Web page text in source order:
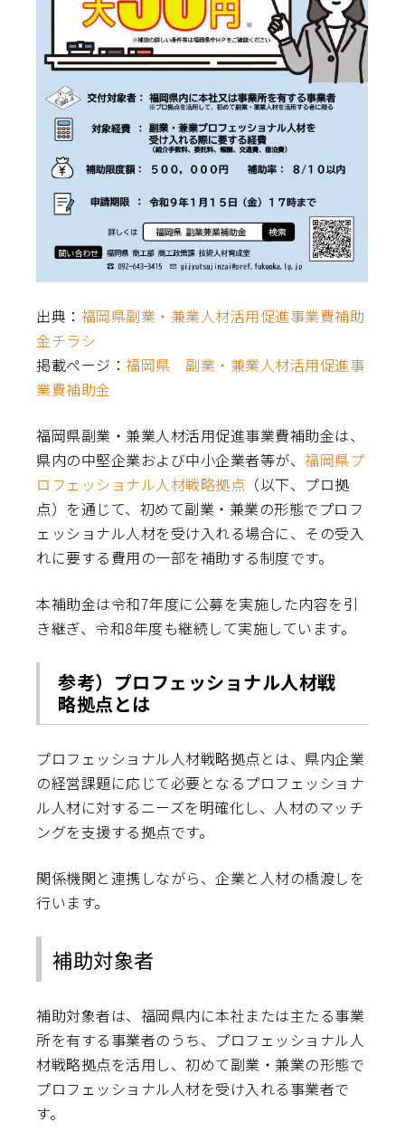
出典： 福岡県副業・兼業人材活用促進事業費補助
金チラシ
掲載ページ：福岡県 副業・兼業人材活用促進事
業費補助金
福岡県副業・兼業人材活用促進事業費補助金は、
県内の中堅企業および中小企業者等が、福岡県プ
ロフェッショナル人材戦略拠点 （以下、プロ拠
点）を通じて、初めて副業・兼業の形態でプロフ
ェッショナル人材を受け入れる場合に、その受入
れに要する費用の一部を補助する制度です。
本補助金は令和7年度に公募を実施した内容を引
き継ぎ、令和8年度も継続して実施しています。
参考）プロフェッショナル人材戦
略拠点とは
プロフェッショナル人材戦略拠点とは、県内企業
の経営課題に応じて必要となるプロフェッショナ
ル人材に対するニーズを明確化し、人材のマッチ
ングを支援する拠点です。
関係機関と連携しながら、企業と人材の橋渡しを
行います。
補助対象者
補助対象者は、福岡県内に本社または主たる事業
所を有する事業者のうち、プロフェッショナル人
材戦略拠点を活用し、初めて副業・兼業の形態で
プロフェッショナル人材を受け入れる事業者で
す。